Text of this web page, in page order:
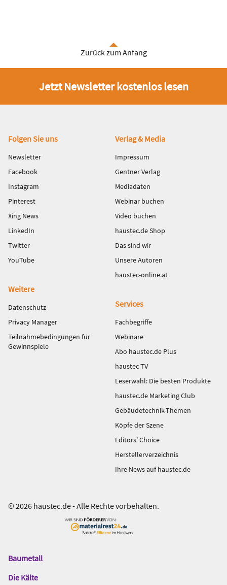
Zurück zum Anfang
Jetzt Newsletter kostenlos lesen
Fußbereich
Folgen Sie uns
Newsletter
Facebook
Instagram
Pinterest
Xing News
LinkedIn
Twitter
YouTube
Verlag & Media
Impressum
Gentner Verlag
Mediadaten
Webinar buchen
Video buchen
haustec.de Shop
Das sind wir
Unsere Autoren
haustec-online.at
Weitere
Datenschutz
Privacy Manager
Teilnahmebedingungen für
Gewinnspiele
Services
Fachbegriffe
Webinare
Abo haustec.de Plus
haustec TV
Leserwahl: Die besten Produkte
haustec.de Marketing Club
Gebäudetechnik-Themen
Köpfe der Szene
Editors' Choice
Herstellerverzeichnis
Ihre News auf haustec.de
© 2026 haustec.de - Alle Rechte vorbehalten.
Das
Gentner
Baumetall
Die Kälte